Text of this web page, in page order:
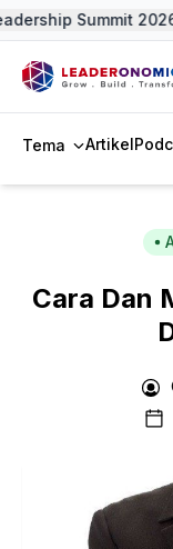
Summit 2026
Tema Artikel
Cara Dan